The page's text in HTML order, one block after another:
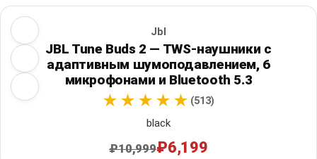
Jbl
JBL Tune Buds 2 — TWS-наушники с
адаптивным шумоподавлением, 6
микрофонами и Bluetooth 5.3
(513)
black
₽10,999₽6,199